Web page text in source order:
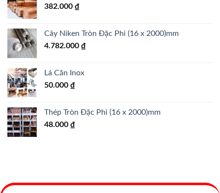
382.000 ₫
Cây Niken Tròn Đặc Phi (16 x 2000)mm
4.782.000 ₫
Lá Căn Inox
50.000 ₫
Thép Tròn Đặc Phi (16 x 2000)mm
48.000 ₫